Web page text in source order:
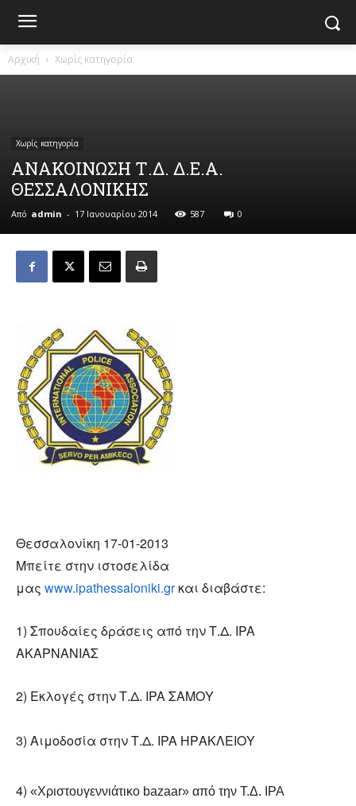
Αρχική Χωρίς κατηγορία
Χωρίς κατηγορία
ΑΝΑΚΟΙΝΩΣΗ Τ.Δ. Δ.Ε.Α.
ΘΕΣΣΑΛΟΝΙΚΗΣ
Από admin - 17 Ιανουαρίου 2014 587 0
Θεσσαλονίκη 17-01-2013
Μπείτε στην ιστοσελίδα
μας www.ipathessaloniki.gr και διαβάστε:
1) Σπουδαίες δράσεις από την Τ.Δ. IPA
ΑΚΑΡΝΑΝΙΑΣ
2) Εκλογές στην Τ.Δ. IPA ΣΑΜΟΥ
3) Αιμοδοσία στην Τ.Δ. IPA ΗΡΑΚΛΕΙΟΥ
4) «Χριστουγεννιάτικο bazaar» από την Τ.Δ. IPA